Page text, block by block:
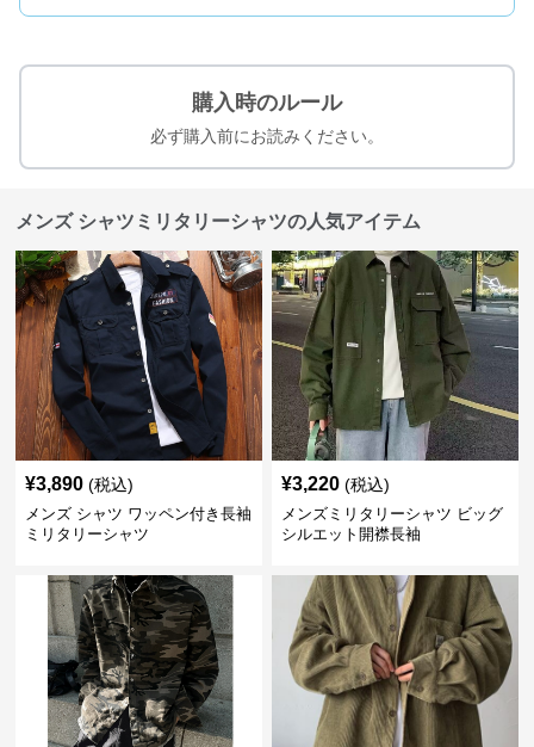
購入時のルール
必ず購入前にお読みください。
メンズ シャツミリタリーシャツの人気アイテム
¥3,890 (税込)
メンズ シャツ ワッペン付き長袖
ミリタリーシャツ
¥3,220 (税込)
メンズミリタリーシャツ ビッグ
シルエット開襟長袖